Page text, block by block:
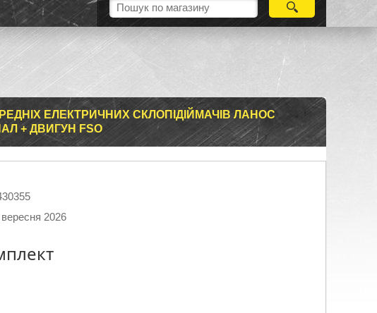
ЕЛЕКТРИЧНИХ СКЛОПІДІЙМАЧІВ ЛАНОС
+ ДВИГУН FSO
2026